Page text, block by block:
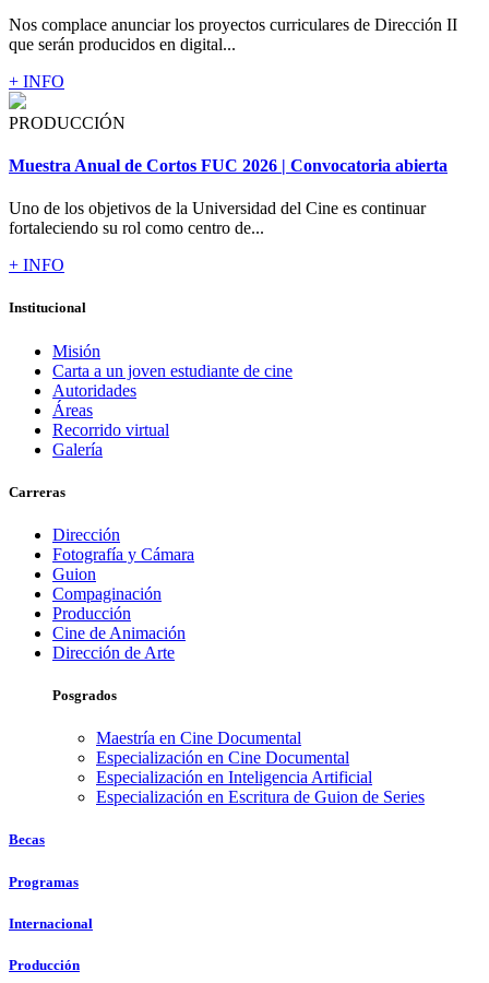
Nos complace anunciar los proyectos curriculares de Dirección II
que serán producidos en digital...
+ INFO
PRODUCCIÓN
Muestra Anual de Cortos FUC 2026 | Convocatoria abierta
Uno de los objetivos de la Universidad del Cine es continuar
fortaleciendo su rol como centro de...
+ INFO
Institucional
Misión
Carta a un joven estudiante de cine
Autoridades
Áreas
Recorrido virtual
Galería
Carreras
Dirección
Fotografía y Cámara
Guion
Compaginación
Producción
Cine de Animación
Dirección de Arte
Posgrados
Maestría en Cine Documental
Especialización en Cine Documental
Especialización en Inteligencia Artificial
Especialización en Escritura de Guion de Series
Becas
Programas
Internacional
Producción